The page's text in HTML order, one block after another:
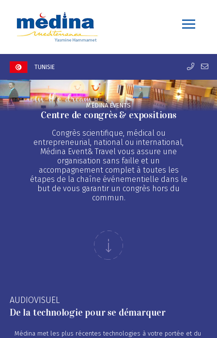
TUNISIE
MÉDINA EVENTS
Centre de congrès & expositions
Congrès scientifique, médical ou
entrepreneurial, national ou international,
Médina Event& Travel vous assure une
organisation sans faille et un
accompagnement complet à toutes les
étapes de la chaîne événementielle dans le
but de vous garantir un congrès hors du
commun.
AUDIOVISUEL
De la technologie pour se démarquer
Médina met les plus récentes technologies à votre portée et du